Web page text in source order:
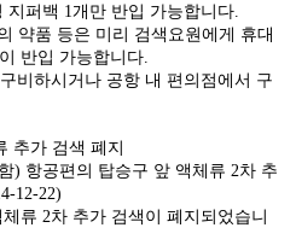
지퍼백 1개만 반입 가능합니다.
약품 등은 미리 검색요원에게 휴대
반입 가능합니다.
비하시거나 공항 내 편의점에서 구
추가 검색 폐지
) 항공편의 탑승구 앞 액체류 2차 추
12-22)
류 2차 추가 검색이 폐지되었습니